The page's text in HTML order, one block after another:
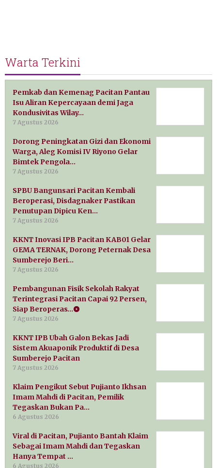
Warta Terkini
Pemkab dan Kemenag Pacitan Pantau
Isu Aliran Kepercayaan demi Jaga
Kondusivitas Wilay…
7 Agustus 2026
Dorong Peningkatan Gizi dan Ekonomi
Warga, Aleg Komisi IV Riyono Gelar
Bimtek Pengola…
7 Agustus 2026
SPBU Bangunsari Pacitan Kembali
Beroperasi, Disdagnaker Pastikan
Penutupan Dipicu Ken…
7 Agustus 2026
KKNT Inovasi IPB Pacitan KAB01 Gelar
GEMA TERNAK, Dorong Peternak Desa
Sumberejo Beri…
7 Agustus 2026
Pembangunan Fisik Sekolah Rakyat
Terintegrasi Pacitan Capai 92 Persen,
Siap Beroperas…
7 Agustus 2026
KKNT IPB Ubah Galon Bekas Jadi
Sistem Akuaponik Produktif di Desa
Sumberejo Pacitan
7 Agustus 2026
Klaim Pengikut Sebut Pujianto Ikhsan
Imam Mahdi di Pacitan, Pemilik
Tegaskan Bukan Pa…
6 Agustus 2026
Viral di Pacitan, Pujianto Bantah Klaim
Sebagai Imam Mahdi dan Tegaskan
Hanya Tempat …
6 Agustus 2026